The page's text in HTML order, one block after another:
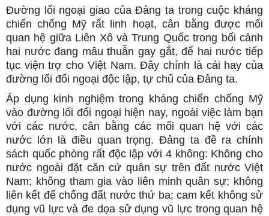
Đường lối ngoại giao của Đảng ta trong cuộc kháng
chiến chống Mỹ rất linh hoạt, cân bằng được mối
quan hệ giữa Liên Xô và Trung Quốc trong bối cảnh
hai nước đang mâu thuẫn gay gắt, để hai nước tiếp
tục viện trợ cho Việt Nam. Đây chính là cái hay của
đường lối đối ngoại độc lập, tự chủ của Đảng ta.
Áp dụng kinh nghiệm trong kháng chiến chống Mỹ
vào đường lối đối ngoại hiện nay, ngoài việc làm bạn
với các nước, cân bằng các mối quan hệ với các
nước lớn là điều quan trọng. Đảng ta đề ra chính
sách quốc phòng rất độc lập với 4 không: Không cho
nước ngoài đặt căn cứ quân sự trên đất nước Việt
Nam; không tham gia vào liên minh quân sự; không
liên kết để chống đất nước thứ ba; cam kết không sử
dụng vũ lực và đe dọa sử dụng vũ lực trong quan hệ